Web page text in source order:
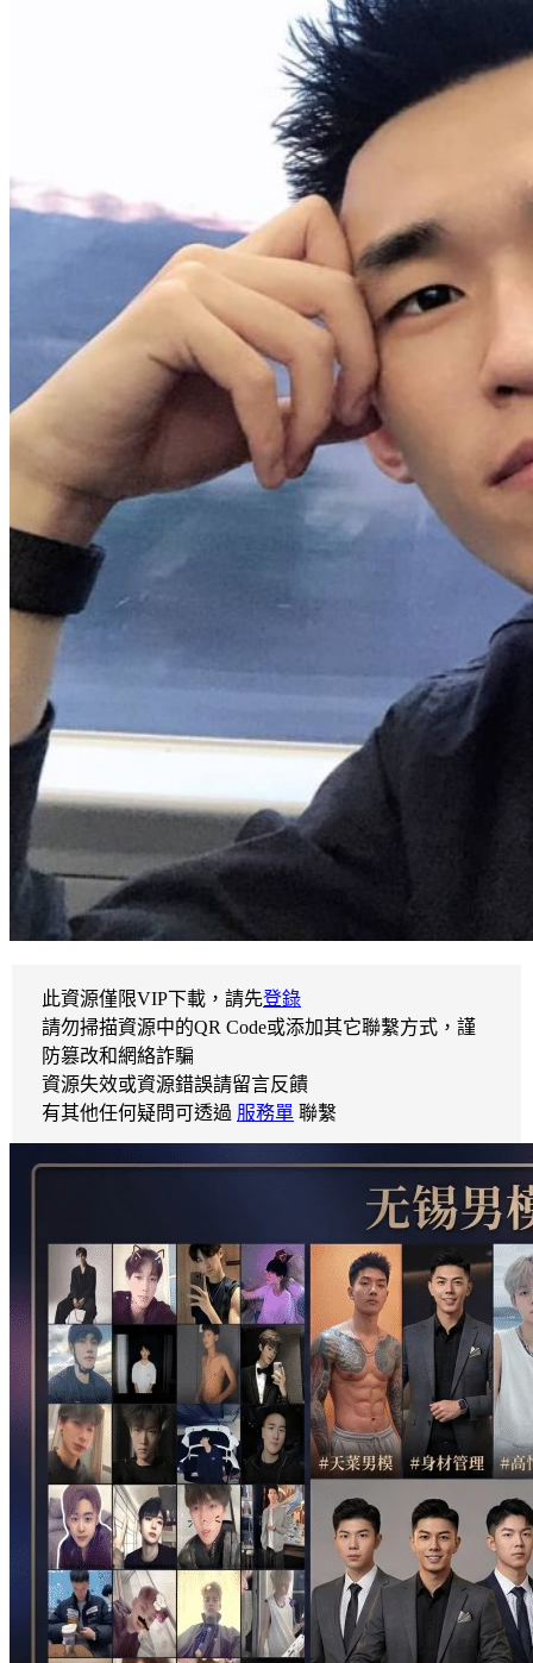
此資源僅限VIP下載，請先登錄
請勿掃描資源中的QR Code或添加其它聯繫方式，謹
防篡改和網絡詐騙
資源失效或資源錯誤請留言反饋
有其他任何疑問可透過 服務單 聯繫